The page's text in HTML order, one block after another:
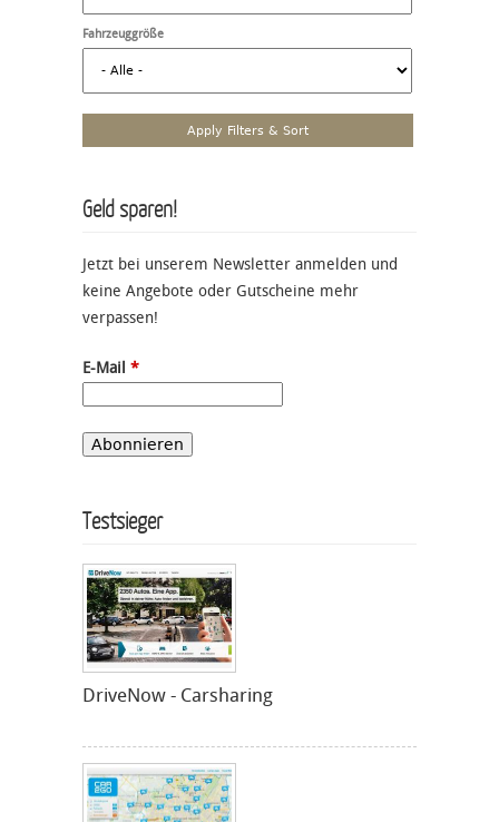
Fahrzeuggröße
Geld sparen!
Jetzt bei unserem Newsletter anmelden und
keine Angebote oder Gutscheine mehr
verpassen!
E-Mail *
Testsieger
DriveNow - Carsharing